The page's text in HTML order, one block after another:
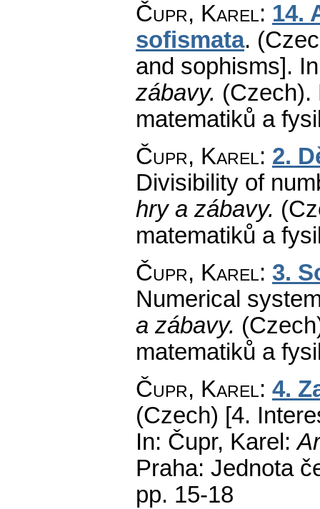
Čupr, Karel: 14.
sofismata.
and sophisms].
zábavy. (Czech).
matematiků a
Čupr, Karel: 2.
Divisibility of
hry a zábavy.
matematiků a
Čupr, Karel: 3.
Numerical
a zábavy.
matematiků a
Čupr, Karel: 4.
(Czech) [4.
In: Čupr, Karel:
Praha: Jednota
pp. 15-18